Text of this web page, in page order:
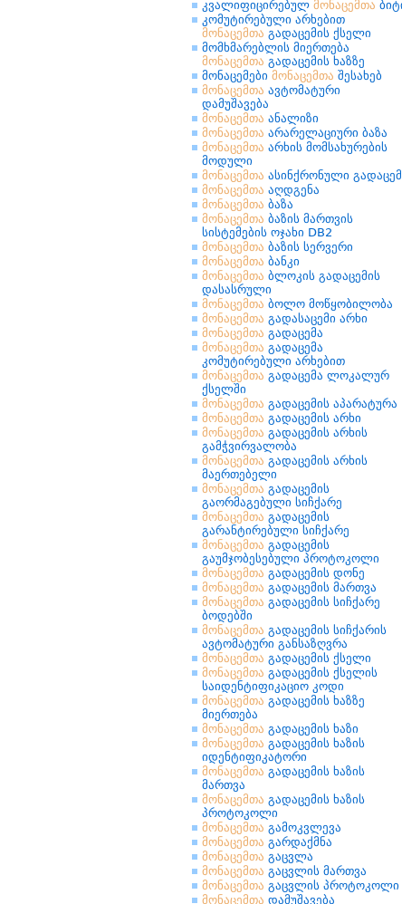
კვალიფიცირებულ მონაცემთა
კომუტირებული არხებით
მონაცემთა გადაცემის ქსელი
მომხმარებლის მიერთება
მონაცემთა გადაცემის ხაზზე
მონაცემები მონაცემთა შესახებ
მონაცემთა ავტომატური
დამუშავება
მონაცემთა ანალიზი
მონაცემთა არარელაციური ბაზა
მონაცემთა არხის მომსახურების
მოდული
მონაცემთა ასინქრონული
მონაცემთა აღდგენა
მონაცემთა ბაზა
მონაცემთა ბაზის მართვის
სისტემების ოჯახი DB2
მონაცემთა ბაზის სერვერი
მონაცემთა ბანკი
მონაცემთა ბლოკის გადაცემის
დასასრული
მონაცემთა ბოლო მოწყობილობა
მონაცემთა გადასაცემი არხი
მონაცემთა გადაცემა
მონაცემთა გადაცემა
კომუტირებული არხებით
მონაცემთა გადაცემა ლოკალურ
ქსელში
მონაცემთა გადაცემის აპარატურა
მონაცემთა გადაცემის არხი
მონაცემთა გადაცემის არხის
გამჭვირვალობა
მონაცემთა გადაცემის არხის
მაერთებელი
მონაცემთა გადაცემის
გაორმაგებული სიჩქარე
მონაცემთა გადაცემის
გარანტირებული სიჩქარე
მონაცემთა გადაცემის
გაუმჯობესებული პროტოკოლი
მონაცემთა გადაცემის დონე
მონაცემთა გადაცემის მართვა
მონაცემთა გადაცემის სიჩქარე
ბოდებში
მონაცემთა გადაცემის სიჩქარის
ავტომატური განსაზღვრა
მონაცემთა გადაცემის ქსელი
მონაცემთა გადაცემის ქსელის
საიდენტიფიკაციო კოდი
მონაცემთა გადაცემის ხაზზე
მიერთება
მონაცემთა გადაცემის ხაზი
მონაცემთა გადაცემის ხაზის
იდენტიფიკატორი
მონაცემთა გადაცემის ხაზის
მართვა
მონაცემთა გადაცემის ხაზის
პროტოკოლი
მონაცემთა გამოკვლევა
მონაცემთა გარდაქმნა
მონაცემთა გაცვლა
მონაცემთა გაცვლის მართვა
მონაცემთა გაცვლის პროტოკოლი
მონაცემთა დამუშავება